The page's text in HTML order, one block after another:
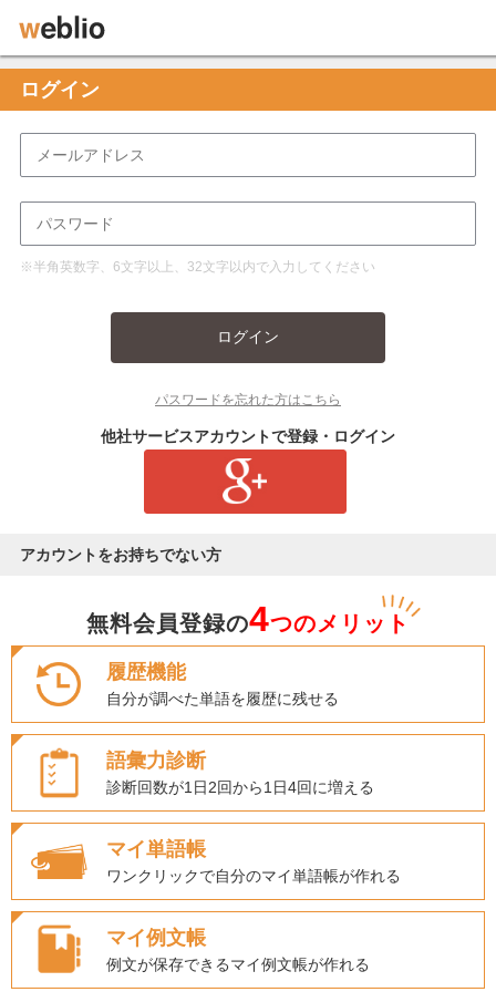
ログイン
※半角英数字、6文字以上、32文字以内で入力してください
ログイン
パスワードを忘れた方はこちら
他社サービスアカウントで登録・ログイン
アカウントをお持ちでない方
無料会員登録の4つのメリット
履歴機能
自分が調べた単語を履歴に残せる
語彙力診断
診断回数が1日2回から1日4回に増える
マイ単語帳
ワンクリックで自分のマイ単語帳が作れる
マイ例文帳
例文が保存できるマイ例文帳が作れる